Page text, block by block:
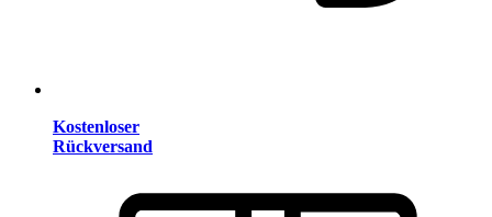
Kostenloser
Rückversand